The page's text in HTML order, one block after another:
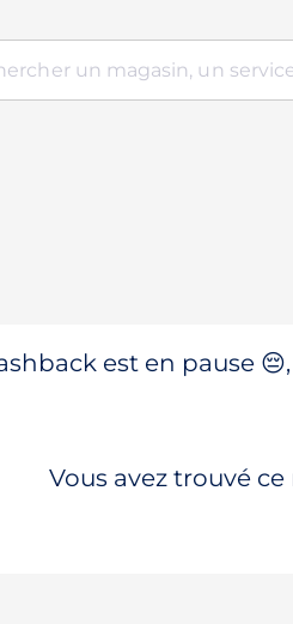
est en pause
Vous avez trouvé